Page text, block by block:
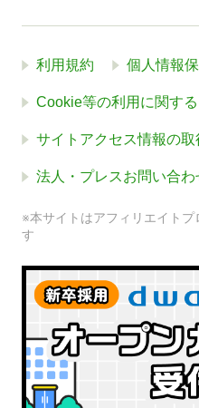
利用規約 個人情報
Cookie等の利用に関す
サイトアクセス情報の取
法人・プレスお問い合わ
※本サイトはアフィリエイト
す